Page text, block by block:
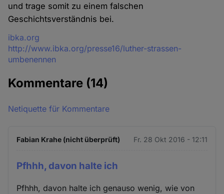
und trage somit zu einem falschen
Geschichtsverständnis bei.
Quelle
ibka.org
http://www.ibka.org/presse16/luther-strassen-
umbenennen
Kommentare (14)
Netiquette für Kommentare
Fabian Krahe (nicht überprüft) Fr. 28 Okt 2016 - 12:11
Pfhhh, davon halte ich
Pfhhh, davon halte ich genauso wenig, wie von